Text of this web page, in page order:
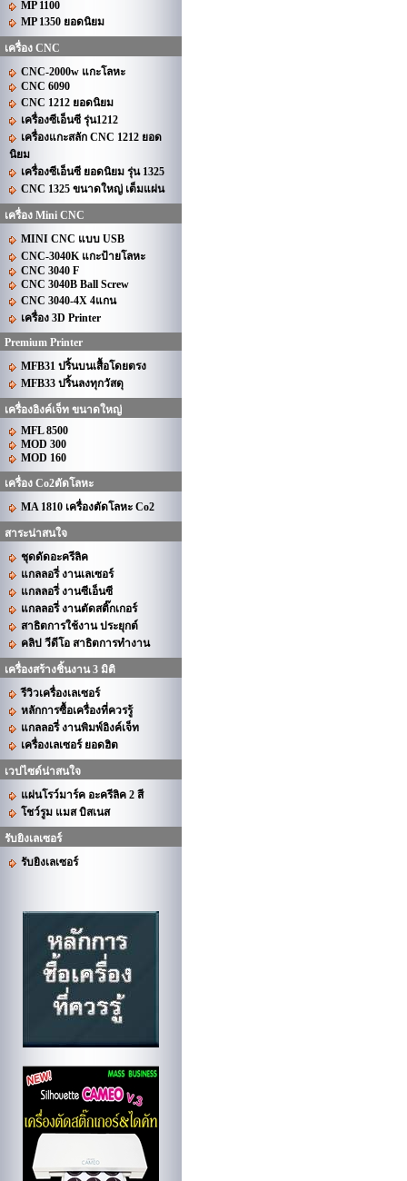
MP 1100
MP 1350 ยอดนิยม
เครื่อง CNC
CNC-2000w แกะโลหะ
CNC 6090
CNC 1212 ยอดนิยม
เครื่องซีเอ็นซี รุ่น1212
เครื่องแกะสลัก CNC 1212 ยอด
นิยม
เครื่องซีเอ็นซี ยอดนิยม รุ่น 1325
CNC 1325 ขนาดใหญ่ เต็มแผ่น
เครื่อง Mini CNC
MINI CNC แบบ USB
CNC-3040K แกะป้ายโลหะ
CNC 3040 F
CNC 3040B Ball Screw
CNC 3040-4X 4แกน
เครื่อง 3D Printer
Premium Printer
MFB31 ปริ้นบนเสื้อโดยตรง
MFB33 ปริ้นลงทุกวัสดุ
เครื่องอิงค์เจ็ท ขนาดใหญ่
MFL 8500
MOD 300
MOD 160
เครื่อง Co2ตัดโลหะ
MA 1810 เครื่องตัดโลหะ Co2
สาระน่าสนใจ
ชุดดัดอะครีลิค
แกลลอรี่ งานเลเซอร์
แกลลอรี่ งานซีเอ็นซี
แกลลอรี่ งานตัดสติ๊กเกอร์
สาธิตการใช้งาน ประยุกต์
คลิป วีดีโอ สาธิตการทำงาน
เครื่องสร้างชิ้นงาน 3 มิติ
รีวิวเครื่องเลเซอร์
หลักการซื้อเครื่องที่ควรรู้
แกลลอรี่ งานพิมพ์อิงค์เจ็ท
เครื่องเลเซอร์ ยอดฮิต
เวปไซด์น่าสนใจ
แผ่นโรว์มาร์ค อะครีลิค 2 สี
โชว์รูม แมส บิสเนส
รับยิงเลเซอร์
รับยิงเลเซอร์